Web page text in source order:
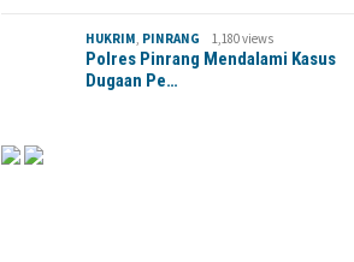
HUKRIM, PINRANG 1,180 views
Polres Pinrang Mendalami Kasus
Dugaan Pe…